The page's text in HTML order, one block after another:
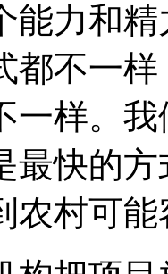
能力和
都不一
一样。
最快的
农村可